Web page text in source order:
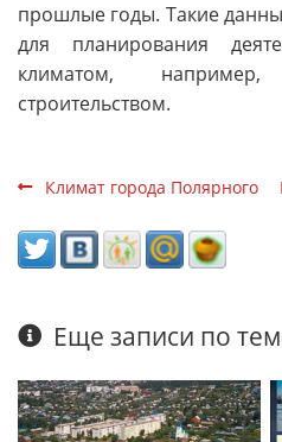
прошлые годы. Такие
для планирования
климатом,
строительством.
Климат города Полярного
Еще записи по